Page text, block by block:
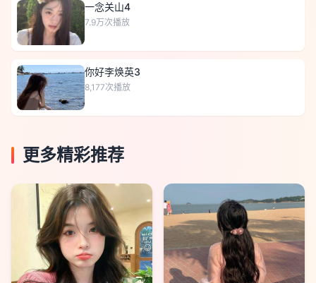
一念关山4
7.9万次播放
你好李焕英3
8,177次播放
更多精彩推荐